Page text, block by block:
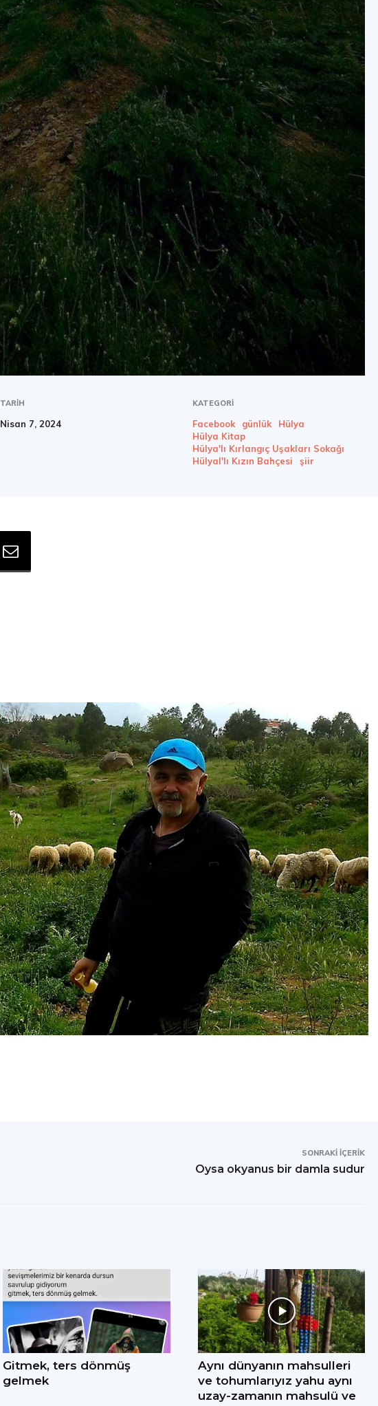
TARIH
Nisan 7, 2024
KATEGORI
Facebook günlük
Hülya
Hülya Kitap
Hülya'lı Kırlangıç Uşakları Sokağı
Hülyal'lı Kızın Bahçesi
şiir
SONRAKI İÇERIK
Oysa okyanus bir damla sudur
Gitmek, ters dönmüş
gelmek
Aynı dünyanın mahsulleri
ve tohumlarıyız yahu aynı
uzay-zamanın mahsulü ve